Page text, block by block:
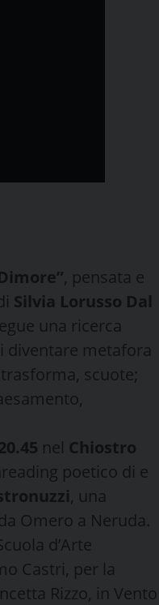
, pensata e
Silvia Lorusso Dal
una ricerca
diventare metafora
scuote;
nel Chiostro
poetico di e
, una
Omero a Neruda.
d’Arte
Castri, per la
Rizzo, in Vento